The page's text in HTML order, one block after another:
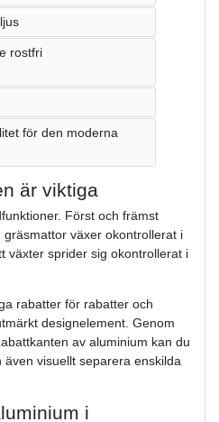
rostfri
för den moderna
är viktiga
Först och främst
växer okontrollerat i
växter sprider sig okontrollerat i
rabatter för rabatter och
designelement. Genom
av aluminium kan du
visuellt separera enskilda
i